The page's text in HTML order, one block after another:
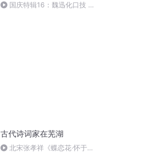
国庆特辑16：魏迅化口技 二
古代诗词家在芜湖
北宋张孝祥《蝶恋花·怀于